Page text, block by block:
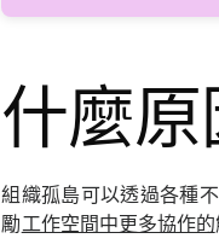
什麼原
組織孤島可以透過各種
勵工作空間中更多協作的